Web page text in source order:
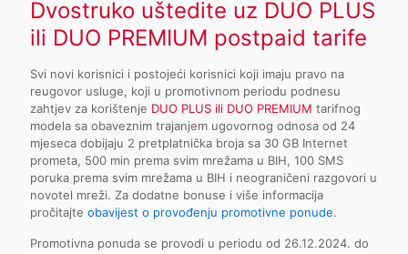
Dvostruko uštedite uz DUO PLUS
ili DUO PREMIUM postpaid tarife
Svi novi korisnici i postojeći korisnici koji imaju pravo na
reugovor usluge, koji u promotivnom periodu podnesu
zahtjev za korištenje DUO PLUS ili DUO PREMIUM tarifnog
modela sa obaveznim trajanjem ugovornog odnosa od 24
mjeseca dobijaju 2 pretplatnička broja sa 30 GB Internet
prometa, 500 min prema svim mrežama u BIH, 100 SMS
poruka prema svim mrežama u BIH i neograničeni razgovori u
novotel mreži. Za dodatne bonuse i više informacija
pročitajte obavijest o provođenju promotivne ponude.
Promotivna ponuda se provodi u periodu od 26.12.2024. do